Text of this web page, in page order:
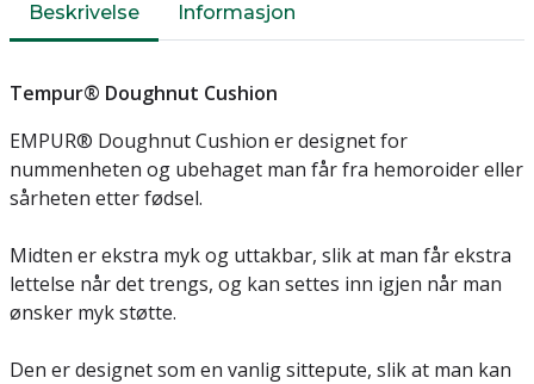
Beskrivelse Informasjon
Tempur® Doughnut Cushion
EMPUR® Doughnut Cushion er designet for
nummenheten og ubehaget man får fra hemoroider eller
sårheten etter fødsel.
Midten er ekstra myk og uttakbar, slik at man får ekstra
lettelse når det trengs, og kan settes inn igjen når man
ønsker myk støtte.
Den er designet som en vanlig sittepute, slik at man kan